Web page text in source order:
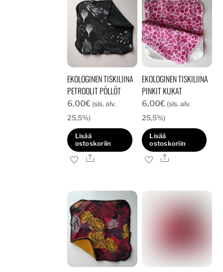
EKOLOGINEN TISKILIINA
PETROOLIT PÖLLÖT
6,00€ (sis. alv.
25,5%)
Lisää
ostoskoriin
Ale
EKOLOGINEN TISKILIINA
PINKIT KUKAT
6,00€ (sis. alv.
25,5%)
Lisää
ostoskoriin
Ale